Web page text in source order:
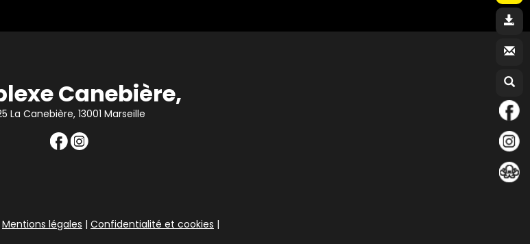
Canebière,
La Canebière, 13001 Marseille
Mentions légales | Confidentialité et cookies |